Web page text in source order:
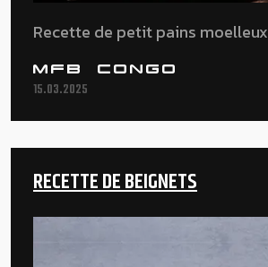
Recette de petit pains moelleux
MFB CONGO
15.03.2025
RECETTE DE BEIGNETS